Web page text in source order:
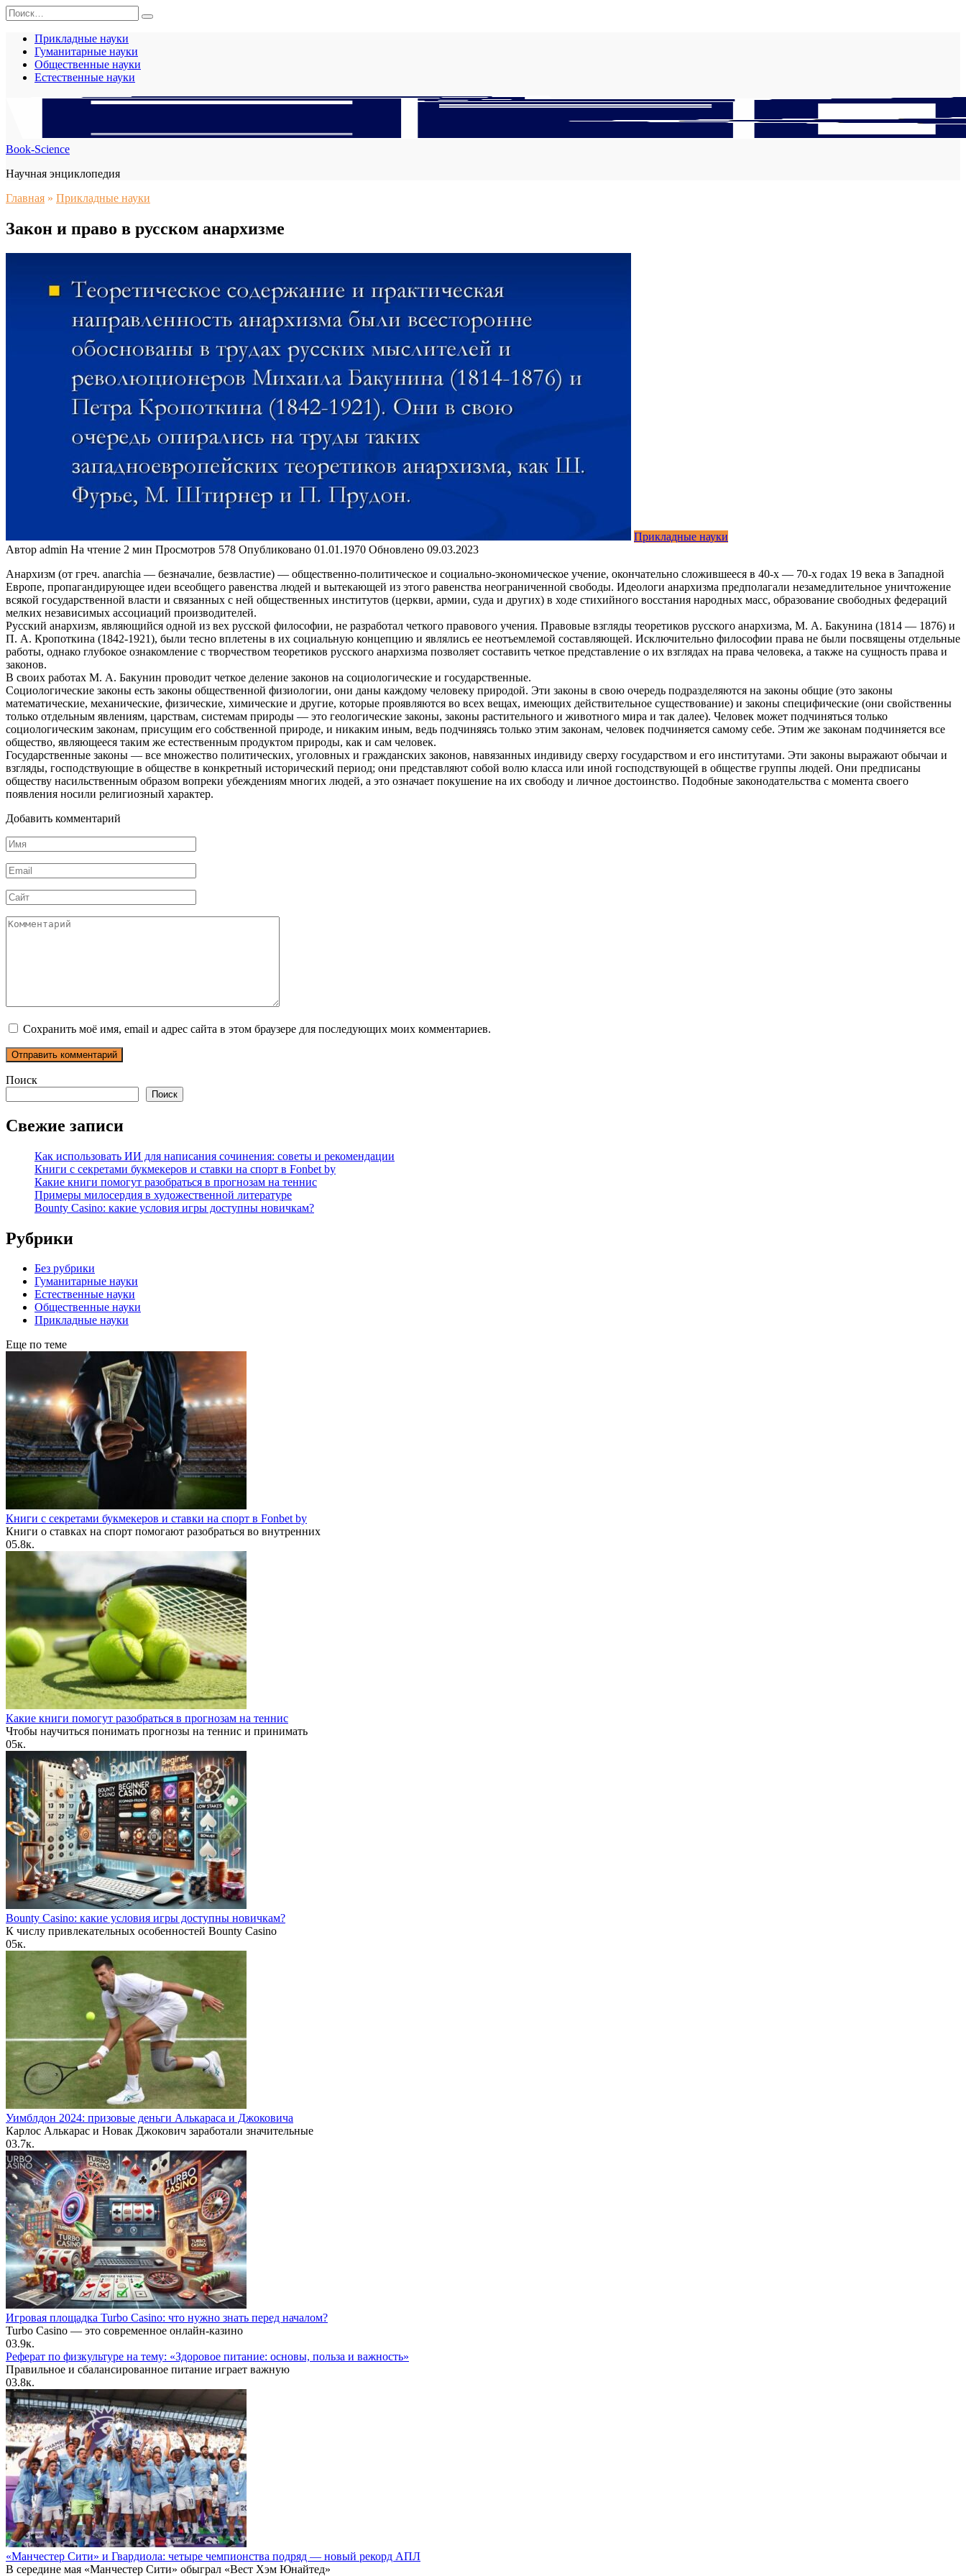
Перейти
к
содержанию
Search
for:
Прикладные науки
Гуманитарные науки
Общественные науки
Естественные науки
Book-Science
Научная энциклопедия
Главная » Прикладные науки
Закон и право в русском анархизме
Прикладные науки
Автор admin На чтение 2 мин Просмотров 578 Опубликовано 01.01.1970 Обновлено 09.03.2023
Анархизм (от греч. anarchia — безначалие, безвластие) — общественно-политическое и социально-экономическое учение, окончательно сложившееся в 40-х — 70-х годах 19 века в Западной
Европе, пропагандирующее идеи всеобщего равенства людей и вытекающей из этого равенства неограниченной свободы. Идеологи анархизма предполагали незамедлительное уничтожение
всякой государственной власти и связанных с ней общественных институтов (церкви, армии, суда и других) в ходе стихийного восстания народных масс, образование свободных федераций
мелких независимых ассоциаций производителей.
Русский анархизм, являющийся одной из вех русской философии, не разработал четкого правового учения. Правовые взгляды теоретиков русского анархизма, М. А. Бакунина (1814 — 1876) и
П. А. Кропоткина (1842-1921), были тесно вплетены в их социальную концепцию и являлись ее неотъемлемой составляющей. Исключительно философии права не были посвящены отдельные
работы, однако глубокое ознакомление с творчеством теоретиков русского анархизма позволяет составить четкое представление о их взглядах на права человека, а также на сущность права и
законов.
В своих работах М. А. Бакунин проводит четкое деление законов на социологические и государственные.
Социологические законы есть законы общественной физиологии, они даны каждому человеку природой. Эти законы в свою очередь подразделяются на законы общие (это законы
математические, механические, физические, химические и другие, которые проявляются во всех вещах, имеющих действительное существование) и законы специфические (они свойственны
только отдельным явлениям, царствам, системам природы — это геологические законы, законы растительного и животного мира и так далее). Человек может подчиняться только
социологическим законам, присущим его собственной природе, и никаким иным, ведь подчиняясь только этим законам, человек подчиняется самому себе. Этим же законам подчиняется все
общество, являющееся таким же естественным продуктом природы, как и сам человек.
Государственные законы — все множество политических, уголовных и гражданских законов, навязанных индивиду сверху государством и его институтами. Эти законы выражают обычаи и
взгляды, господствующие в обществе в конкретный исторический период; они представляют собой волю класса или иной господствующей в обществе группы людей. Они предписаны
обществу насильственным образом вопреки убеждениям многих людей, а это означает покушение на их свободу и личное достоинство. Подобные законодательства с момента своего
появления носили религиозный характер.
Добавить комментарий
Имя
*
Email
*
Сайт
Комментарий
Сохранить моё имя, email и адрес сайта в этом браузере для последующих моих комментариев.
Поиск
Поиск
Свежие записи
Как использовать ИИ для написания сочинения: советы и рекомендации
Книги с секретами букмекеров и ставки на спорт в Fonbet by
Какие книги помогут разобраться в прогнозам на теннис
Примеры милосердия в художественной литературе
Bounty Casino: какие условия игры доступны новичкам?
Рубрики
Без рубрики
Гуманитарные науки
Естественные науки
Общественные науки
Прикладные науки
Еще по теме
Книги с секретами букмекеров и ставки на спорт в Fonbet by
Книги о ставках на спорт помогают разобраться во внутренних
05.8к.
Какие книги помогут разобраться в прогнозам на теннис
Чтобы научиться понимать прогнозы на теннис и принимать
05к.
Bounty Casino: какие условия игры доступны новичкам?
К числу привлекательных особенностей Bounty Casino
05к.
Уимблдон 2024: призовые деньги Алькараса и Джоковича
Карлос Алькарас и Новак Джокович заработали значительные
03.7к.
Игровая площадка Turbo Casino: что нужно знать перед началом?
Turbo Casino — это современное онлайн-казино
03.9к.
Реферат по физкультуре на тему: «Здоровое питание: основы, польза и важность»
Правильное и сбалансированное питание играет важную
03.8к.
«Манчестер Сити» и Гвардиола: четыре чемпионства подряд — новый рекорд АПЛ
В середине мая «Манчестер Сити» обыграл «Вест Хэм Юнайтед»